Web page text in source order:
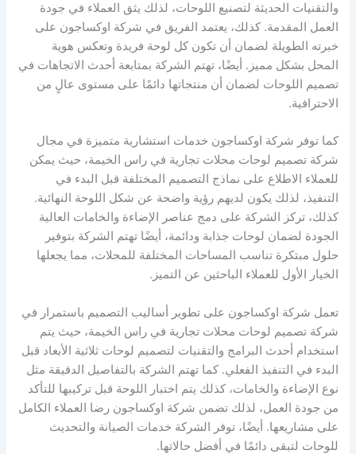
والتقنيات الحديثة لتصنيع اللوحات، لذلك يثق العملاء في جودة
العمل المقدمة. كذلك، يعتمد الفريق في شركة اوكساجون على
خبرته الطويلة لضمان أن تكون كل لوحة فريدة وتعكس هوية
المحل بشكل مميز. أيضًا، تهتم الشركة بمتابعة أحدث الاتجاهات في
تصميم اللوحات لضمان أن منتجاتها دائمًا على مستوى عالٍ من
الاحترافية.
كما توفر شركة اوكساجون خدمات استشارية متميزة في مجال
شركة تصميم لوحات محلات تجارية في راس الخيمة، حيث يمكن
للعملاء الاطلاع على نماذج التصميم المختلفة قبل البدء في
التنفيذ، لذلك يكون لديهم رؤية واضحة عن شكل اللوحة النهائية.
كذلك، تركز الشركة على دمج عناصر الإضاءة والخامات العالية
الجودة لضمان لوحات جذابة ودائمة، أيضًا تهتم الشركة بتوفير
حلول مبتكرة تناسب المساحات المختلفة للمحلات، مما يجعلها
الخيار الأول للعملاء الباحثين عن التميز.
تعمل شركة اوكساجون على تطوير أساليب التصميم باستمرار في
شركة تصميم لوحات محلات تجارية في راس الخيمة، حيث يتم
استخدام أحدث البرامج والتقنيات لتصميم لوحات ثلاثية الأبعاد قبل
البدء في التنفيذ الفعلي. كما تهتم الشركة بالتفاصيل الدقيقة مثل
نوع الإضاءة والخامات، كذلك يتم اختبار اللوحة قبل تركيبها للتأكد
من جودة العمل، لذلك تضمن شركة اوكساجون رضا العملاء الكامل
على مشاريعها. أيضًا، توفر الشركة خدمات الصيانة والتحديث
للوحات لتبقى دائمًا في أفضل حالاتها.